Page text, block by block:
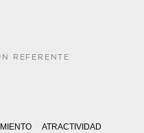
REFERENTE
ATRACTIVIDAD